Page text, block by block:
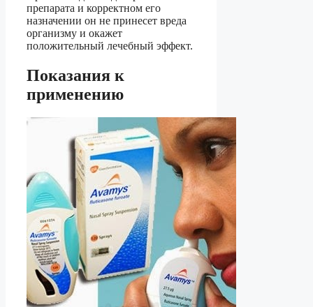
препарата и корректном его
назначении он не принесет вреда
организму и окажет
положительный лечебный эффект.
Показания к
применению